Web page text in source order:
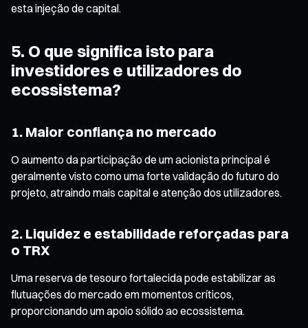
esta injeção de capital.
5. O que significa isto para
investidores e utilizadores do
ecossistema?
1. Maior confiança no mercado
O aumento da participação de um acionista principal é
geralmente visto como uma forte validação do futuro do
projeto, atraindo mais capital e atenção dos utilizadores.
2. Liquidez e estabilidade reforçadas para
o TRX
Uma reserva de tesouro fortalecida pode estabilizar as
flutuações do mercado em momentos críticos,
proporcionando um apoio sólido ao ecossistema.